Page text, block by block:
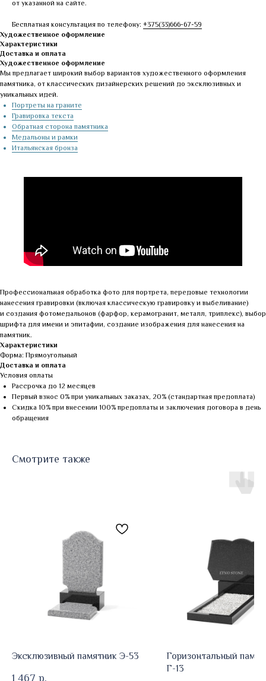
от указанной на сайте.
Бесплатная консультация по телефону: +375(33)666-67-59
Художественное оформление
Характеристики
Доставка и оплата
Художественное оформление
Мы предлагает широкий выбор вариантов художественного оформления
памятника, от классических дизайнерских решений до эксклюзивных и
уникальных идей.
Портреты на граните
Гравировка текста
Обратная сторона памятника
Медальоны и рамки
Итальянская бронза
Профессиональная обработка фото для портрета, передовые технологии
нанесения гравировки (включая классическую гравировку и выбеливание)
и создания фотомедальонов (фарфор, керамогранит, металл, триплекс), выбор
шрифта для имени и эпитафии, создание изображения для нанесения на
памятник.
Характеристики
Форма: Прямоугольный
Доставка и оплата
Условия оплаты
Рассрочка до 12 месяцев
Первый взнос 0% при уникальных заказах, 20% (стандартная предоплата)
Скидка 10% при внесении 100% предоплаты и заключения договора в день
обращения
Смотрите также
Эксклюзивный памятник Э-53
1 467 р.
Горизонтальный
Г-13